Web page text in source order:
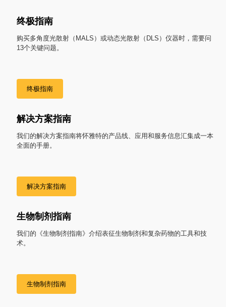
终极指南
购买多角度光散射（MALS）或动态光散射（DLS）仪器时，需要问
13个关键问题。
终极指南
解决方案指南
我们的解决方案指南将怀雅特的产品线、应用和服务信息汇集成一本
全面的手册。
解决方案指南
生物制剂指南
我们的《生物制剂指南》介绍表征生物制剂和复杂药物的工具和技
术。
生物制剂指南